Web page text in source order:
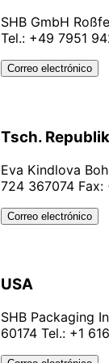
SHB GmbH
Tel.: +49 7951
Correo electrónico
Tsch. Republik
Eva Kindlova
724 367074
Correo electrónico
USA
SHB Packaging
60174 Tel.: +1